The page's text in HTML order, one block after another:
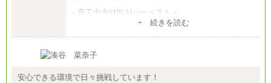
＜商工中金MIRAIハーベスト＞
+ 続きを読む
安心できる環境で日々挑戦しています！